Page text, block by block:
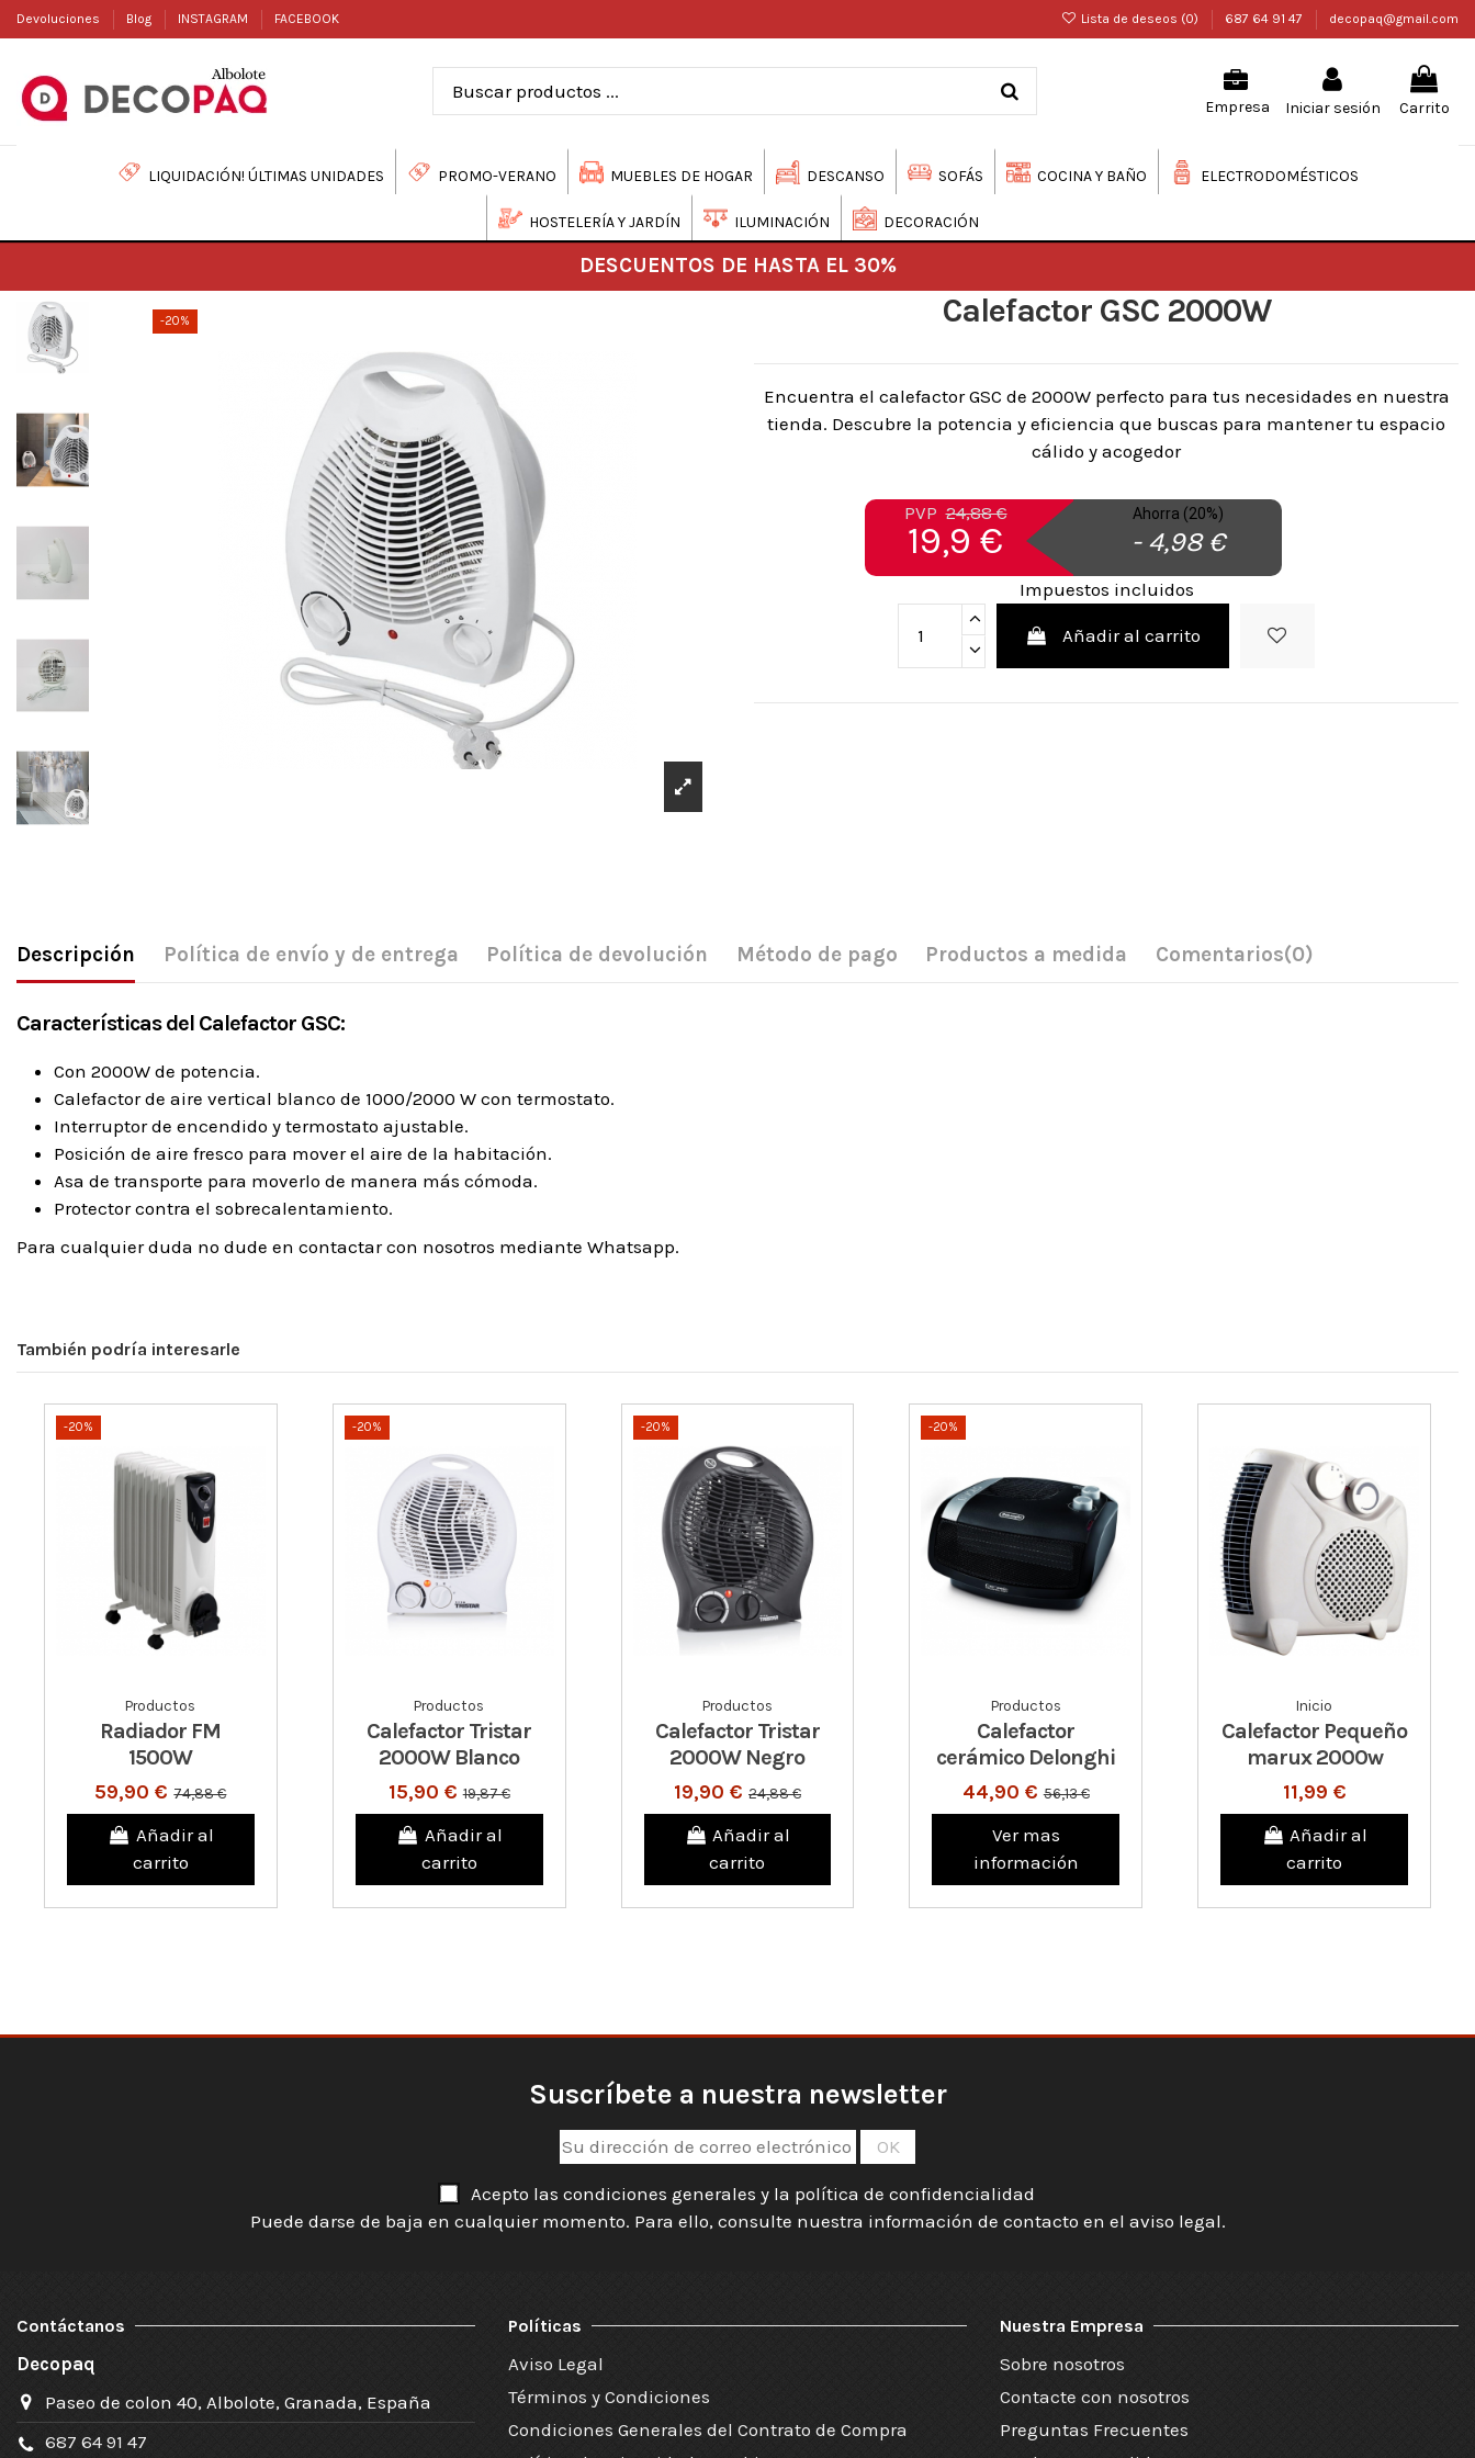
Devoluciones Blog INSTAGRAM FACEBOOK Lista de deseos (0) 687 64 91 47 decopaq@gmail.com
Empresa Iniciar sesión Carrito
LIQUIDACIÓN! ÚLTIMAS UNIDADES PROMO-VERANO MUEBLES DE HOGAR DESCANSO SOFÁS COCINA Y BAÑO ELECTRODOMÉSTICOS
HOSTELERÍA Y JARDÍN ILUMINACIÓN DECORACIÓN
DESCUENTOS DE HASTA EL 30%
-20% Calefactor GSC 2000W
Encuentra el calefactor GSC de 2000W perfecto para tus necesidades en nuestra
tienda. Descubre la potencia y eficiencia que buscas para mantener tu espacio
cálido y acogedor
PVP24,88 €
19,9 €
Ahorra (20%)
- 4,98 €
Impuestos incluidos
Añadir al carrito
Descripción Política de envío y de entrega Política de devolución Método de pago Productos a medida Comentarios(0)
Características del Calefactor GSC:
Con 2000W de potencia.
Calefactor de aire vertical blanco de 1000/2000 W con termostato.
Interruptor de encendido y termostato ajustable.
Posición de aire fresco para mover el aire de la habitación.
Asa de transporte para moverlo de manera más cómoda.
Protector contra el sobrecalentamiento.
Para cualquier duda no dude en contactar con nosotros mediante Whatsapp.
También podría interesarle
-20%
Productos
Radiador FM
1500W
59,90 €74,88 €
Añadir al
carrito
-20%
Productos
Calefactor Tristar
2000W Blanco
15,90 €19,87 €
Añadir al
carrito
-20%
Productos
Calefactor Tristar
2000W Negro
19,90 € 24,88 €
Añadir al
carrito
-20%
Productos
Calefactor
cerámico Delonghi
44,90 €56,13 €
Ver mas
información
Inicio
Calefactor Pequeño
marux 2000w
11,99 €
Añadir al
carrito
Suscríbete a nuestra newsletter
Acepto las condiciones generales y la política de confidencialidad
Puede darse de baja en cualquier momento. Para ello, consulte nuestra información de contacto en el aviso legal.
Contáctanos
Decopaq
Paseo de colon 40, Albolote, Granada, España
687 64 91 47
Políticas
Aviso Legal
Términos y Condiciones
Condiciones Generales del Contrato de Compra
Nuestra Empresa
Sobre nosotros
Contacte con nosotros
Preguntas Frecuentes